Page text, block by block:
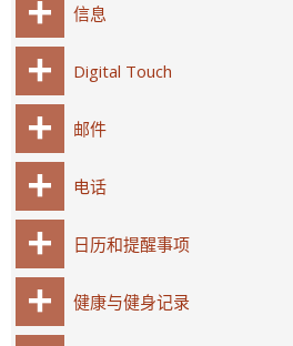
信息
Digital Touch
邮件
电话
日历和提醒事项
健康与健身记录